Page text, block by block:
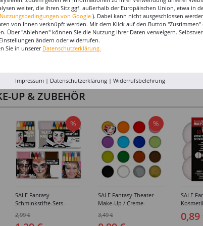
UP & ZUBEHÖR
%
SALE Fantasy
Schminkstifte-Sets -
Ausführungen
2,99 €
%
SALE Fantasy Theater-
Make-Up / Creme-
25g - Verschiedene
3,49 €
SALE
0,89
weiter, die ihren Sitz ggf. außerhalb der Europäischen Union, etwa in
von Google ). Dabei kann nicht ausgeschlossen
von Ihnen verknüpft werden. Mit dem Klick auf den Button "Zustimmen"
Über "Ablehnen" können Sie die Nutzung Ihrer Daten verweigern.
ändern oder widerrufen.
Sie in unserer Datenschutzerklärung.
Impressum| Datenschutzerklärung| Widerrufsbelehrung